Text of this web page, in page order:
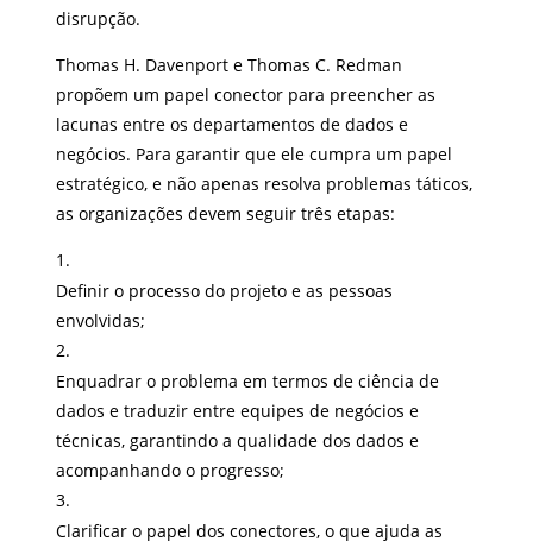
disrupção.
Thomas H. Davenport e Thomas C. Redman
propõem um papel conector para preencher as
lacunas entre os departamentos de dados e
negócios. Para garantir que ele cumpra um papel
estratégico, e não apenas resolva problemas táticos,
as organizações devem seguir três etapas:
Definir o processo do projeto e as pessoas
envolvidas;
Enquadrar o problema em termos de ciência de
dados e traduzir entre equipes de negócios e
técnicas, garantindo a qualidade dos dados e
acompanhando o progresso;
Clarificar o papel dos conectores, o que ajuda as